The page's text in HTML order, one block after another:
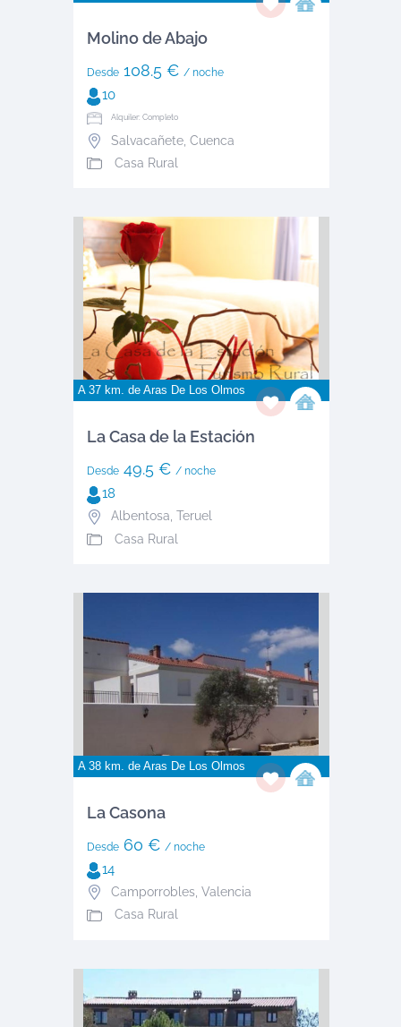
Molino de Abajo
Desde108.5 € / noche
10
Alquiler: Completo
Salvacañete, Cuenca
Casa Rural
A 37 km. de Aras De Los Olmos
La Casa de la Estación
Desde49.5 € / noche
18
Albentosa, Teruel
Casa Rural
A 38 km. de Aras De Los Olmos
La Casona
Desde60 € / noche
14
Camporrobles, Valencia
Casa Rural